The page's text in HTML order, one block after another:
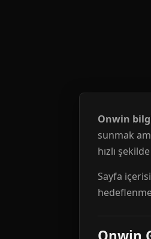
Onwin
sunmak
hızlı
Sayfa